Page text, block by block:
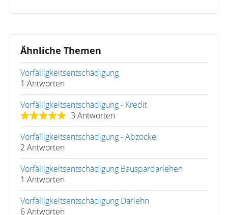
Ähnliche Themen
Vorfälligkeitsentschädigung
1 Antworten
Vorfälligkeitsentschädigung - Kredit
3 Antworten
Vorfälligkeitsentschädigung - Abzocke
2 Antworten
Vorfälligkeitsentschädigung Bauspardarlehen
1 Antworten
Vorfälligkeitsentschädigung Darlehn
6 Antworten